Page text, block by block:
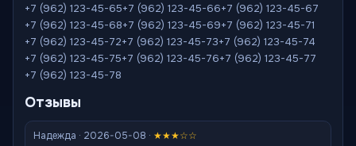
+7 (962) 123-45-65+7 (962) 123-45-66+7 (962) 123-45-67
+7 (962) 123-45-68+7 (962) 123-45-69+7 (962) 123-45-71
+7 (962) 123-45-72+7 (962) 123-45-73+7 (962) 123-45-74
+7 (962) 123-45-75+7 (962) 123-45-76+7 (962) 123-45-77
+7 (962) 123-45-78
Отзывы
Надежда · 2026-05-08 · ★★★☆☆